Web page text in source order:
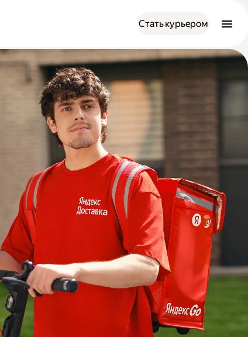
Стать курьером